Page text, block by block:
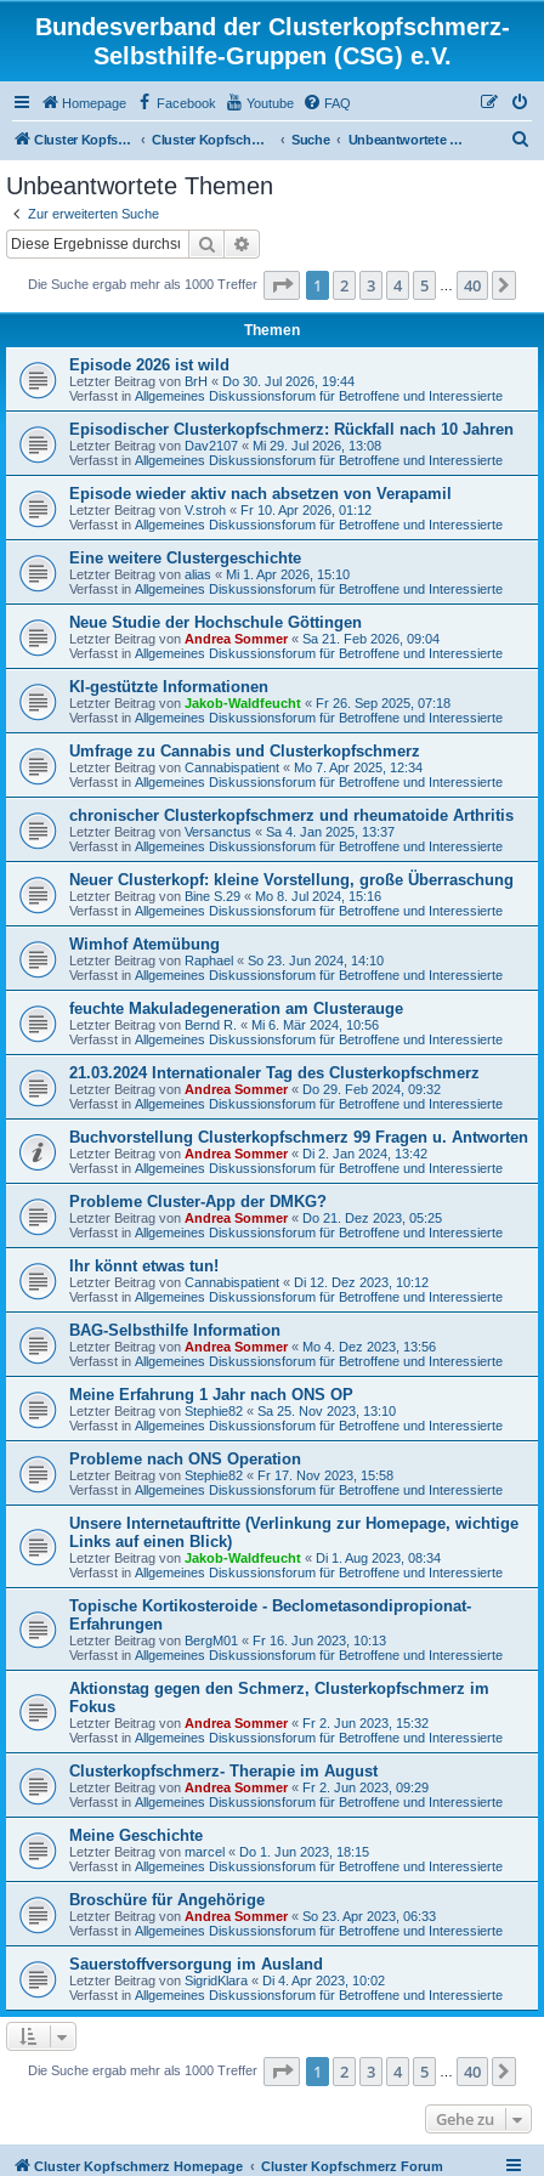
Bundesverband der Clusterkopfschmerz-
Selbsthilfe-Gruppen (CSG) e.V.
Homepage Facebook Youtube FAQ
Cluster Kopfschmerz Homepage Cluster Kopfschmerz Forum Suche Unbeantwortete Themen
Unbeantwortete Themen
Zur erweiterten Suche
Suche
Die Suche ergab mehr als 1000 Treffer Seite 1von 40
1 2 3 4 5 40
Themen
Episode 2026 ist wild
Letzter Beitrag von BrH « Do 30. Jul 2026, 19:44
Verfasst in Allgemeines Diskussionsforum für Betroffene und Interessierte
Episodischer Clusterkopfschmerz: Rückfall nach 10 Jahren
Letzter Beitrag von Dav2107 « Mi 29. Jul 2026, 13:08
Verfasst in Allgemeines Diskussionsforum für Betroffene und Interessierte
Episode wieder aktiv nach absetzen von Verapamil
Letzter Beitrag von V.stroh « Fr 10. Apr 2026, 01:12
Verfasst in Allgemeines Diskussionsforum für Betroffene und Interessierte
Eine weitere Clustergeschichte
Letzter Beitrag von alias « Mi 1. Apr 2026, 15:10
Verfasst in Allgemeines Diskussionsforum für Betroffene und Interessierte
Neue Studie der Hochschule Göttingen
Letzter Beitrag von Andrea Sommer« Sa 21. Feb 2026, 09:04
Verfasst in Allgemeines Diskussionsforum für Betroffene und Interessierte
KI-gestützte Informationen
Letzter Beitrag von Jakob-Waldfeucht « Fr 26. Sep 2025, 07:18
Verfasst in Allgemeines Diskussionsforum für Betroffene und Interessierte
Umfrage zu Cannabis und Clusterkopfschmerz
Letzter Beitrag von Cannabispatient « Mo 7. Apr 2025, 12:34
Verfasst in Allgemeines Diskussionsforum für Betroffene und Interessierte
chronischer Clusterkopfschmerz und rheumatoide Arthritis
Letzter Beitrag von Versanctus « Sa 4. Jan 2025, 13:37
Verfasst in Allgemeines Diskussionsforum für Betroffene und Interessierte
Neuer Clusterkopf: kleine Vorstellung, große Überraschung
Letzter Beitrag von Bine S.29 « Mo 8. Jul 2024, 15:16
Verfasst in Allgemeines Diskussionsforum für Betroffene und Interessierte
Wimhof Atemübung
Letzter Beitrag von Raphael « So 23. Jun 2024, 14:10
Verfasst in Allgemeines Diskussionsforum für Betroffene und Interessierte
feuchte Makuladegeneration am Clusterauge
Letzter Beitrag von Bernd R. « Mi 6. Mär 2024, 10:56
Verfasst in Allgemeines Diskussionsforum für Betroffene und Interessierte
21.03.2024 Internationaler Tag des Clusterkopfschmerz
Letzter Beitrag von Andrea Sommer« Do 29. Feb 2024, 09:32
Verfasst in Allgemeines Diskussionsforum für Betroffene und Interessierte
Buchvorstellung Clusterkopfschmerz 99 Fragen u. Antworten
Letzter Beitrag von Andrea Sommer« Di 2. Jan 2024, 13:42
Verfasst in Allgemeines Diskussionsforum für Betroffene und Interessierte
Probleme Cluster-App der DMKG?
Letzter Beitrag von Andrea Sommer« Do 21. Dez 2023, 05:25
Verfasst in Allgemeines Diskussionsforum für Betroffene und Interessierte
Ihr könnt etwas tun!
Letzter Beitrag von Cannabispatient « Di 12. Dez 2023, 10:12
Verfasst in Allgemeines Diskussionsforum für Betroffene und Interessierte
BAG-Selbsthilfe Information
Letzter Beitrag von Andrea Sommer« Mo 4. Dez 2023, 13:56
Verfasst in Allgemeines Diskussionsforum für Betroffene und Interessierte
Meine Erfahrung 1 Jahr nach ONS OP
Letzter Beitrag von Stephie82 « Sa 25. Nov 2023, 13:10
Verfasst in Allgemeines Diskussionsforum für Betroffene und Interessierte
Probleme nach ONS Operation
Letzter Beitrag von Stephie82 « Fr 17. Nov 2023, 15:58
Verfasst in Allgemeines Diskussionsforum für Betroffene und Interessierte
Unsere Internetauftritte (Verlinkung zur Homepage, wichtige
Links auf einen Blick)
Letzter Beitrag von Jakob-Waldfeucht « Di 1. Aug 2023, 08:34
Verfasst in Allgemeines Diskussionsforum für Betroffene und Interessierte
Topische Kortikosteroide - Beclometasondipropionat-
Erfahrungen
Letzter Beitrag von BergM01 « Fr 16. Jun 2023, 10:13
Verfasst in Allgemeines Diskussionsforum für Betroffene und Interessierte
Aktionstag gegen den Schmerz, Clusterkopfschmerz im
Fokus
Letzter Beitrag von Andrea Sommer« Fr 2. Jun 2023, 15:32
Verfasst in Allgemeines Diskussionsforum für Betroffene und Interessierte
Clusterkopfschmerz- Therapie im August
Letzter Beitrag von Andrea Sommer« Fr 2. Jun 2023, 09:29
Verfasst in Allgemeines Diskussionsforum für Betroffene und Interessierte
Meine Geschichte
Letzter Beitrag von marcel « Do 1. Jun 2023, 18:15
Verfasst in Allgemeines Diskussionsforum für Betroffene und Interessierte
Broschüre für Angehörige
Letzter Beitrag von Andrea Sommer« So 23. Apr 2023, 06:33
Verfasst in Allgemeines Diskussionsforum für Betroffene und Interessierte
Sauerstoffversorgung im Ausland
Letzter Beitrag von SigridKlara « Di 4. Apr 2023, 10:02
Verfasst in Allgemeines Diskussionsforum für Betroffene und Interessierte
Die Suche ergab mehr als 1000 Treffer Seite 1von 40
1 2 3 4 5 40
Gehe zu
Cluster Kopfschmerz Homepage Cluster Kopfschmerz Forum